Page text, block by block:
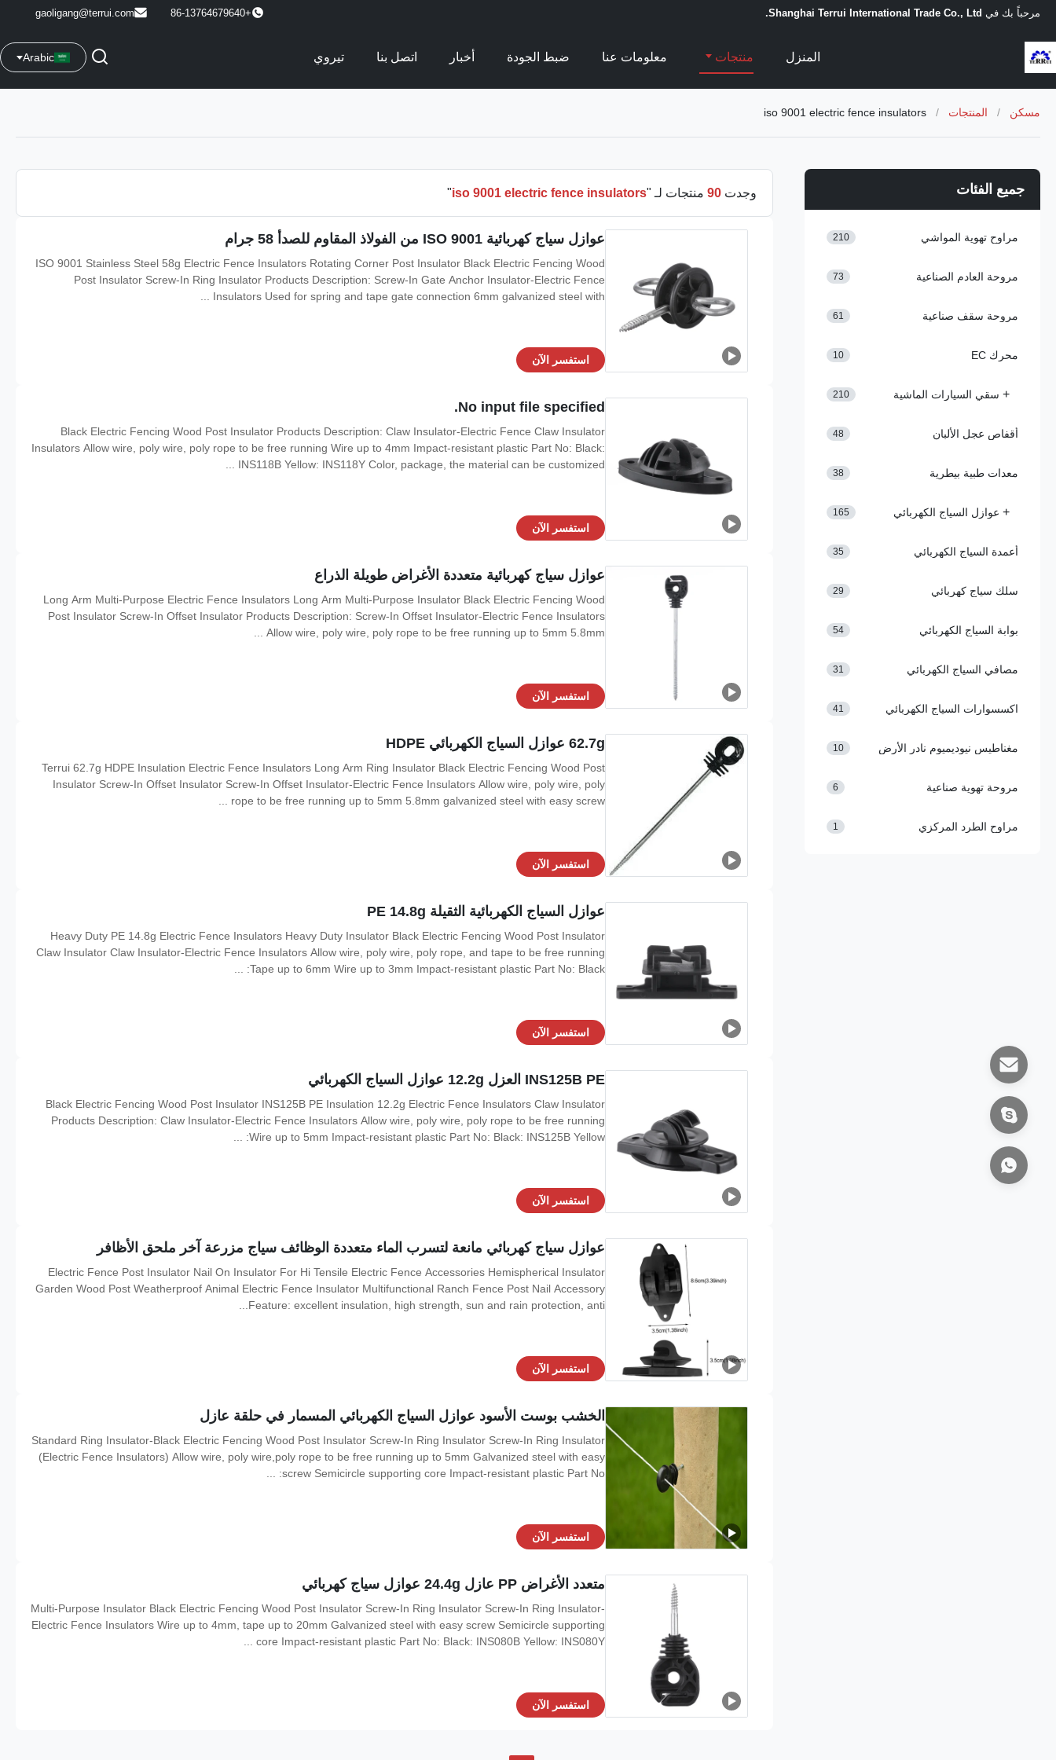
مرحباً بك في Shanghai Terrui International Trade Co., Ltd.
+86-13764679640
gaoligang@terrui.com
المنزل منتجات معلومات عنا ضبط الجودة أخبار اتصل بنا تيروي Arabic
مسكن / المنتجات /
iso 9001 electric fence insulators
جميع الفئات
مراوح تهوية المواشي 210
مروحة العادم الصناعية 73
مروحة سقف صناعية 61
محرك EC 10
+ سقي السيارات الماشية 210
أقفاص عجل الألبان 48
معدات طبية بيطرية 38
+ عوازل السياج الكهربائي 165
أعمدة السياج الكهربائي 35
سلك سياج كهربائي 29
بوابة السياج الكهربائي 54
مصافي السياج الكهربائي 31
اكسسوارات السياج الكهربائي 41
مغناطيس نيوديميوم نادر الأرض 10
مروحة تهوية صناعية 6
مراوح الطرد المركزي 1
وجدت 90 منتجات لـ "iso 9001 electric fence insulators
"
عوازل سياج كهربائية ISO 9001 من الفولاذ المقاوم للصدأ 58 جرام
ISO 9001 Stainless Steel 58g Electric Fence Insulators Rotating Corner Post Insulator Black Electric Fencing Wood
Post Insulator Screw-In Ring Insulator Products Description: Screw-In Gate Anchor Insulator-Electric Fence
Insulators Used for spring and tape gate connection 6mm galvanized steel with ...
استفسر الآن
No input file specified.
Claw Insulator‏ Black Electric Fencing Wood Post Insulator Products Description: Claw Insulator-Electric Fence
Insulators Allow wire, poly wire, poly rope to be free running Wire up to 4mm Impact-resistant plastic Part No: Black:
INS118B Yellow: INS118Y Color, package, the material can be customized ...
استفسر الآن
عوازل سياج كهربائية متعددة الأغراض طويلة الذراع
Long Arm Multi-Purpose Electric Fence Insulators Long Arm Multi-Purpose Insulator Black Electric Fencing Wood
Post Insulator Screw-In Offset Insulator Products Description: Screw-In Offset Insulator-Electric Fence Insulators
Allow wire, poly wire, poly rope to be free running up to 5mm 5.8mm ...
استفسر الآن
62.7g عوازل السياج الكهربائي HDPE
Terrui 62.7g HDPE Insulation Electric Fence Insulators Long Arm Ring Insulator Black Electric Fencing Wood Post
Insulator Screw-In Offset Insulator Screw-In Offset Insulator-Electric Fence Insulators Allow wire, poly wire, poly
rope to be free running up to 5mm 5.8mm galvanized steel with easy screw ...
استفسر الآن
عوازل السياج الكهربائية الثقيلة PE 14.8g
Heavy Duty PE 14.8g Electric Fence Insulators Heavy Duty Insulator Black Electric Fencing Wood Post Insulator
Claw Insulator Claw Insulator-Electric Fence Insulators Allow wire, poly wire, poly rope, and tape to be free running
Tape up to 6mm Wire up to 3mm Impact-resistant plastic Part No: Black: ...
استفسر الآن
INS125B PE العزل 12.2g عوازل السياج الكهربائي
INS125B PE Insulation 12.2g Electric Fence Insulators Claw Insulator‏ Black Electric Fencing Wood Post Insulator
Products Description: Claw Insulator-Electric Fence Insulators Allow wire, poly wire, poly rope to be free running
Wire up to 5mm Impact-resistant plastic Part No: Black: INS125B Yellow: ...
استفسر الآن
عوازل سياج كهربائي مانعة لتسرب الماء متعددة الوظائف سياج مزرعة آخر ملحق الأظافر
Electric Fence Post Insulator Nail On Insulator For Hi Tensile Electric Fence Accessories Hemispherical Insulator
Garden Wood Post Weatherproof Animal Electric Fence Insulator Multifunctional Ranch Fence Post Nail Accessory
Feature: excellent insulation, high strength, sun and rain protection, anti...
استفسر الآن
الخشب بوست الأسود عوازل السياج الكهربائي المسمار في حلقة عازل
Standard Ring Insulator-Black Electric Fencing Wood Post Insulator Screw-In Ring Insulator Screw-In Ring Insulator
(Electric Fence Insulators) Allow wire, poly wire,poly rope to be free running up to 5mm Galvanized steel with easy
screw Semicircle supporting core Impact-resistant plastic Part No: ...
استفسر الآن
متعدد الأغراض PP عازل 24.4g عوازل سياج كهربائي
Multi-Purpose Insulator Black Electric Fencing Wood Post Insulator Screw-In Ring Insulator Screw-In Ring Insulator-
Electric Fence Insulators Wire up to 4mm, tape up to 20mm Galvanized steel with easy screw Semicircle supporting
core Impact-resistant plastic Part No: Black: INS080B Yellow: INS080Y ...
استفسر الآن